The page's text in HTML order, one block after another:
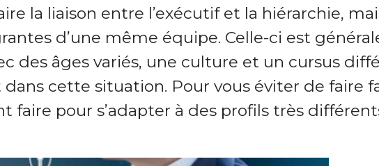
la liaison entre l’exécutif et la hiérarchie,
d’une même équipe. Celle-ci est
des âges variés, une culture et un cursus
cette situation. Pour vous éviter de faire
faire pour s’adapter à des profils très